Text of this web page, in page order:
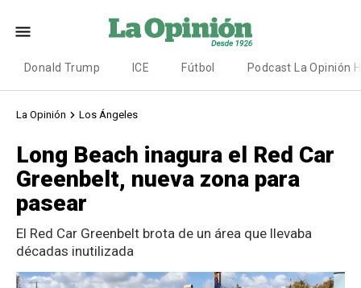
Donald Trump ICE Fútbol Podcast La Opinión
La Opinión Los Ángeles
Long Beach inagura el Red Car
Greenbelt, nueva zona para
pasear
El Red Car Greenbelt brota de un área que llevaba
décadas inutilizada